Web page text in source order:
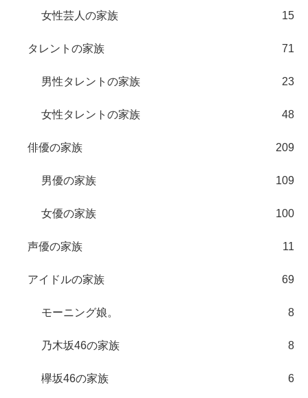
女性芸人の家族 15
タレントの家族 71
男性タレントの家族 23
女性タレントの家族 48
俳優の家族 209
男優の家族 109
女優の家族 100
声優の家族 11
アイドルの家族 69
モーニング娘。 8
乃木坂46の家族 8
欅坂46の家族 6